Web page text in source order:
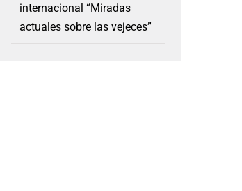
internacional “Miradas
actuales sobre las vejeces”